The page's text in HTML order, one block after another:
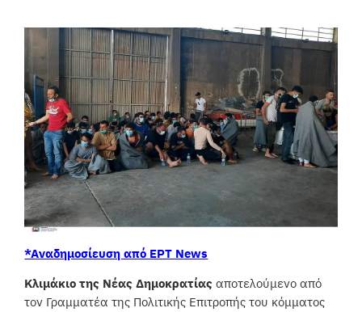
*Αναδημοσίευση από ΕΡΤ News
Κλιμάκιο της Νέας Δημοκρατίας αποτελούμενο από
τον Γραμματέα της Πολιτικής Επιτροπής του κόμματος